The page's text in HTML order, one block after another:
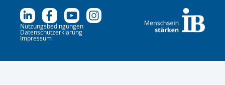
Nutzungsbedingungen
Datenschutzerklärung
Impressum